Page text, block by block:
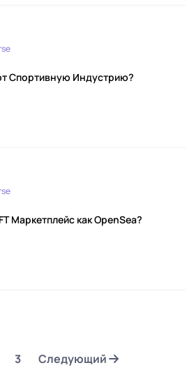
Спортивную Индустрию?
Маркетплейс как OpenSea?
3 Следующий